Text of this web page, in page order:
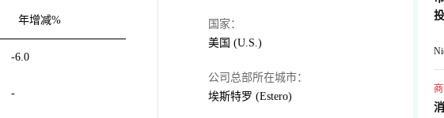
年增减%
-6.0
-
国家：
美国 (U.S.)
公司总部所在城市：
埃斯特罗 (Estero)